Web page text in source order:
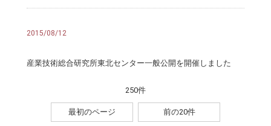
2015/08/12
産業技術総合研究所東北センター一般公開を開催しました
250件
最初のページ 前の20件